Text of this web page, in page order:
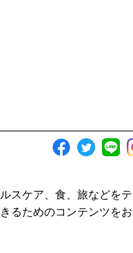
スケア、食、旅などを
るためのコンテンツを